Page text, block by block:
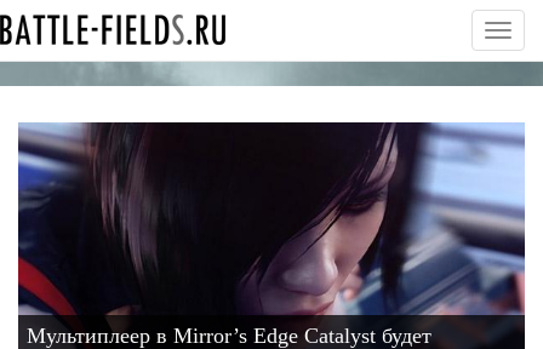
Мультиплеер в Mirror’s Edge Catalyst будет